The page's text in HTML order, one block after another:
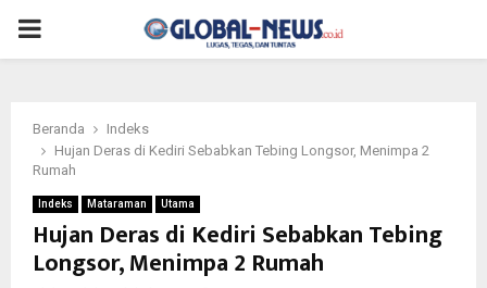
PRIMARY
Beranda
Indeks
Hujan Deras di Kediri Sebabkan Tebing Longsor, Menimpa 2
Rumah
Indeks Mataraman Utama
Hujan Deras di Kediri Sebabkan Tebing
Longsor, Menimpa 2 Rumah